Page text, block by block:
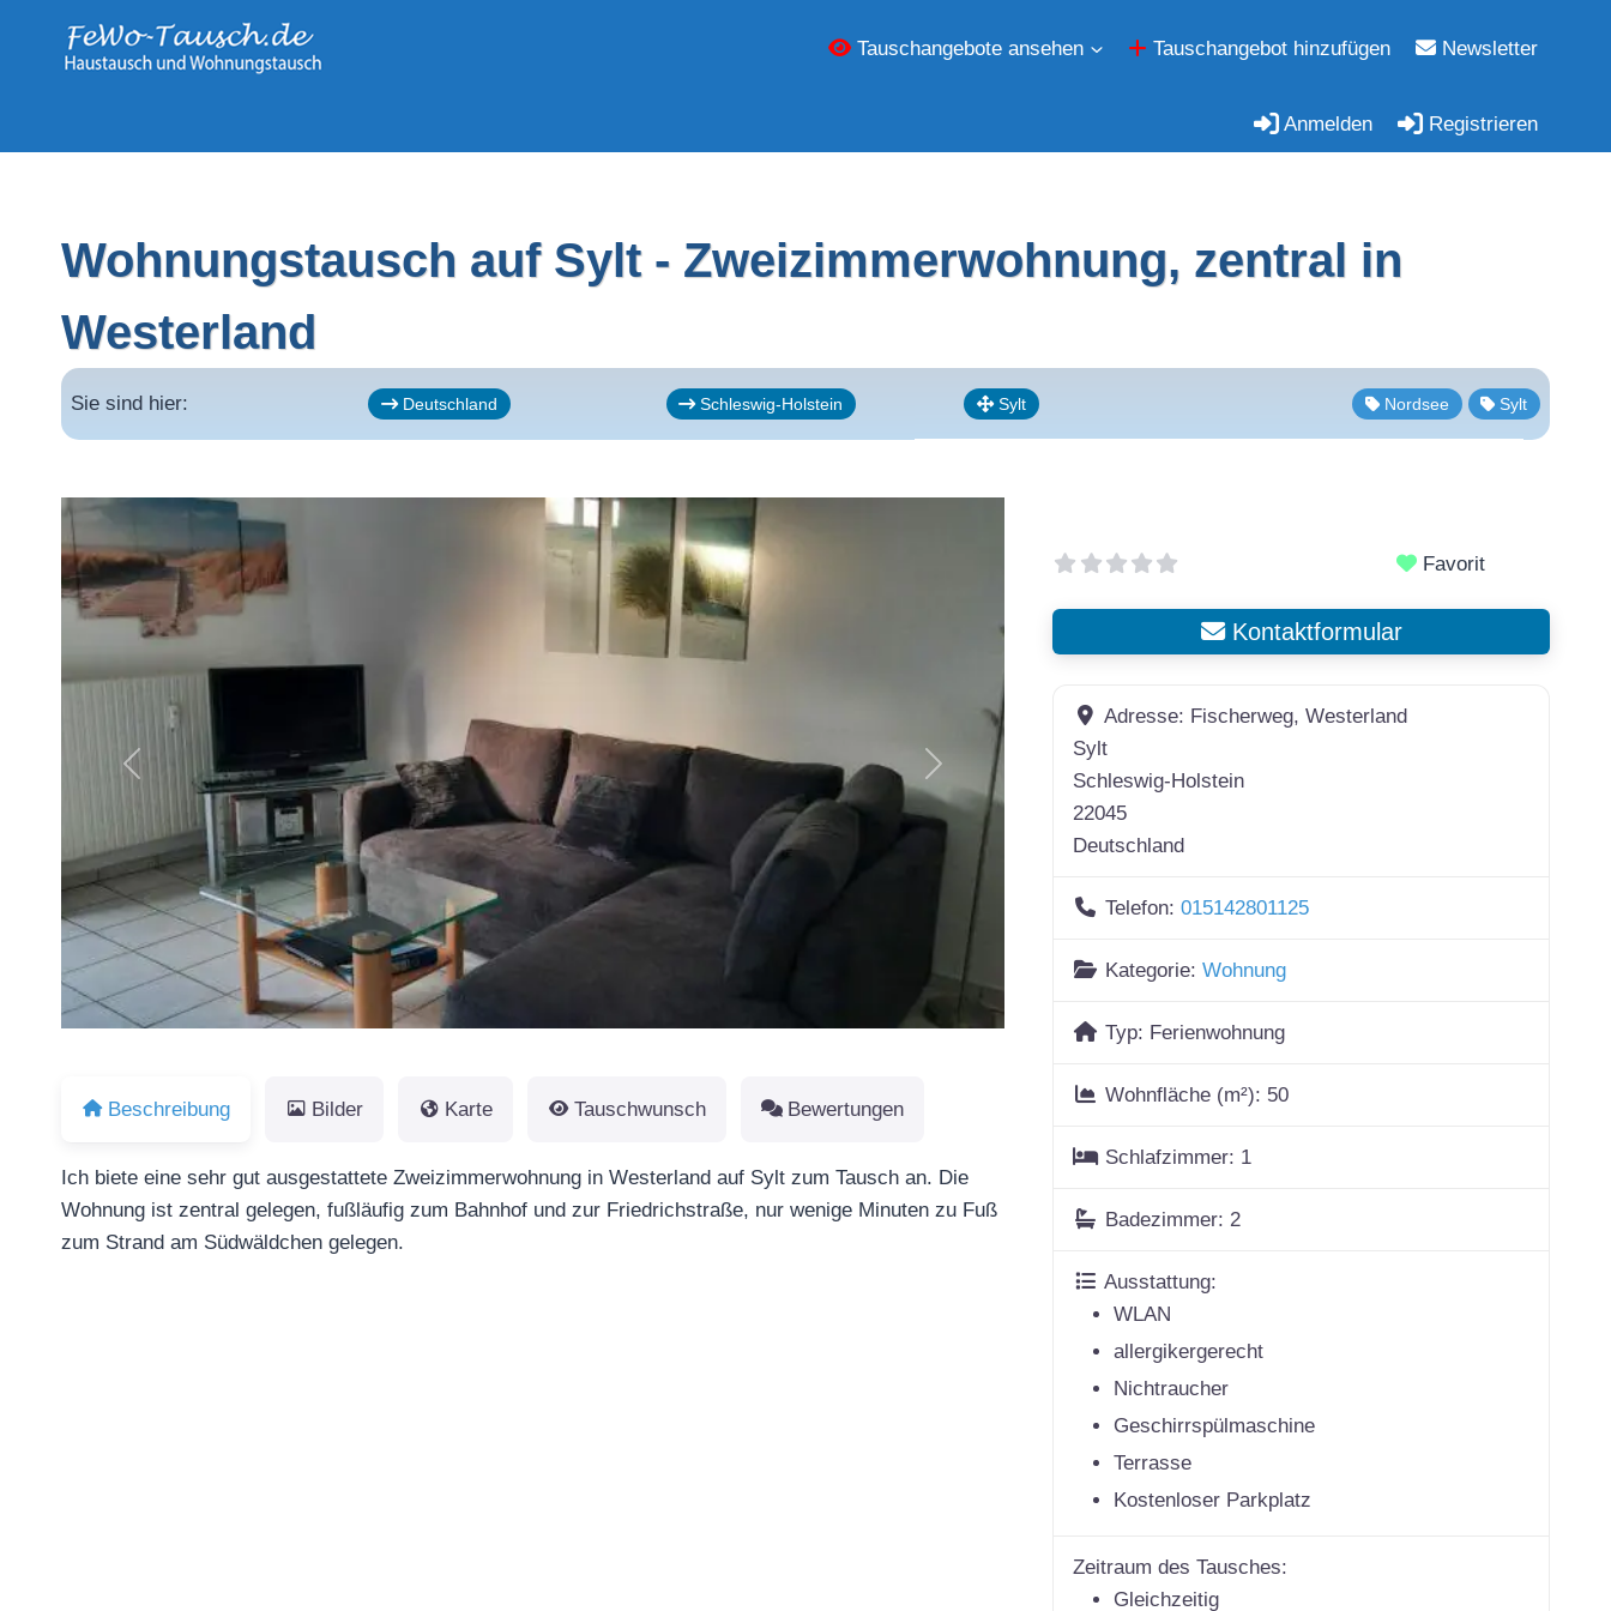
Tauschangebote ansehen Tauschangebot hinzufügen Newsletter
Anmelden Registrieren
Wohnungstausch auf Sylt - Zweizimmerwohnung, zentral in
Westerland
Sie sind hier: Deutschland Schleswig-Holstein Sylt Nordsee Sylt
Vorheriges Nächstes
Beschreibung Bilder Karte Tauschwunsch Bewertungen
Ich biete eine sehr gut ausgestattete Zweizimmerwohnung in Westerland auf Sylt zum Tausch an. Die
Wohnung ist zentral gelegen, fußläufig zum Bahnhof und zur Friedrichstraße, nur wenige Minuten zu Fuß
zum Strand am Südwäldchen gelegen.
Favorit
Kontaktformular
Adresse: Fischerweg, Westerland
Sylt
Schleswig-Holstein
22045
Deutschland
Telefon: 015142801125
Kategorie: Wohnung
Typ: Ferienwohnung
Wohnfläche (m²): 50
Schlafzimmer: 1
Badezimmer: 2
Ausstattung:
WLAN
allergikergerecht
Nichtraucher
Geschirrspülmaschine
Terrasse
Kostenloser Parkplatz
Zeitraum des Tausches:
Gleichzeitig